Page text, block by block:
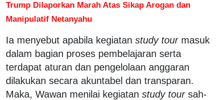
Trump Dilaporkan Marah Atas Sikap Arogan dan
Manipulatif Netanyahu
Ia menyebut apabila kegiatan study tourmasuk
dalam bagian proses pembelajaran serta
terdapat aturan dan pengelolaan anggaran
dilakukan secara akuntabel dan transparan.
Maka, Wawan menilai kegiatan study toursah-